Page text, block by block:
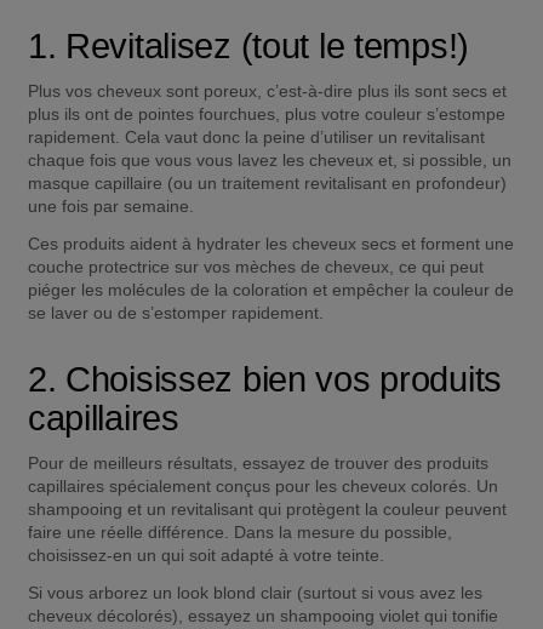
1. Revitalisez (tout le temps!)
Plus vos cheveux sont poreux, c’est-à-dire plus ils sont secs et
plus ils ont de pointes fourchues, plus votre couleur s’estompe
rapidement. Cela vaut donc la peine d’utiliser un revitalisant
chaque fois que vous vous lavez les cheveux et, si possible, un
masque capillaire (ou un traitement revitalisant en profondeur)
une fois par semaine.
Ces produits aident à hydrater les cheveux secs et forment une
couche protectrice sur vos mèches de cheveux, ce qui peut
piéger les molécules de la coloration et empêcher la couleur de
se laver ou de s’estomper rapidement.
2. Choisissez bien vos produits
capillaires
Pour de meilleurs résultats, essayez de trouver des produits
capillaires spécialement conçus pour les cheveux colorés. Un
shampooing et un revitalisant qui protègent la couleur peuvent
faire une réelle différence. Dans la mesure du possible,
choisissez-en un qui soit adapté à votre teinte.
Si vous arborez un look blond clair (surtout si vous avez les
cheveux décolorés), essayez un shampooing violet qui tonifie